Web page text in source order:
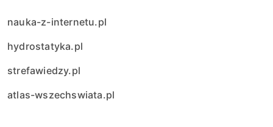
nauka-z-internetu.pl
hydrostatyka.pl
strefawiedzy.pl
atlas-wszechswiata.pl